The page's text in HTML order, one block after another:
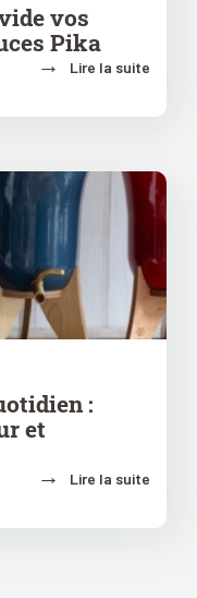
vos
Pika
→ Lire la suite
:
et
→ Lire la suite